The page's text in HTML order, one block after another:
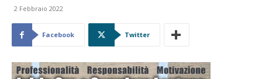
2 Febbraio 2022
Facebook Twitter